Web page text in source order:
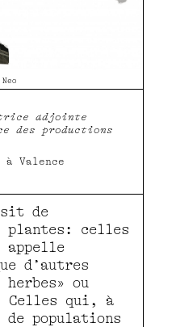
adjointe
des productions
Valence
de
celles
appelle
d’autres
herbes» ou
Celles qui, à
de populations